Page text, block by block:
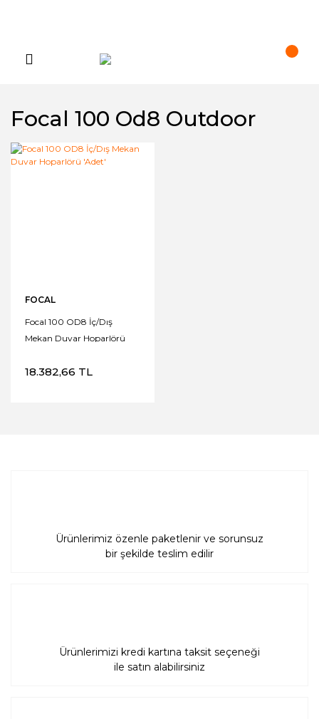
Focal 100 Od8 Outdoor
FOCAL
Focal 100 OD8 İç/Dış
Mekan Duvar Hoparlörü
18.382,66 TL
Ürünlerimiz özenle paketlenir ve sorunsuz
bir şekilde teslim edilir
Ürünlerimizi kredi kartına taksit seçeneği
ile satın alabilirsiniz